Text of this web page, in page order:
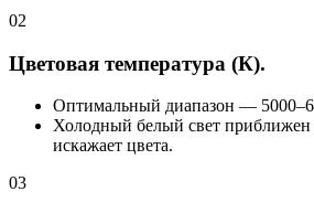
02
Цветовая температура (К).
Оптимальный диапазон —
Холодный белый свет
искажает цвета.
03